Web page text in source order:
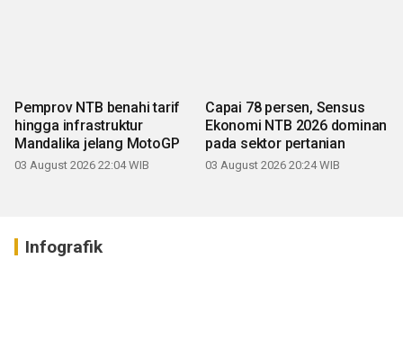
Pemprov NTB benahi tarif
hingga infrastruktur
Mandalika jelang MotoGP
03 August 2026 22:04 WIB
Capai 78 persen, Sensus
Ekonomi NTB 2026 dominan
pada sektor pertanian
03 August 2026 20:24 WIB
Infografik